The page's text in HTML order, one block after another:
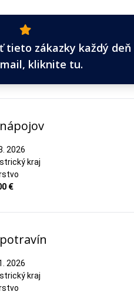
tieto zákazky každý deň
kliknite tu.
2026
kraj
€
2026
kraj